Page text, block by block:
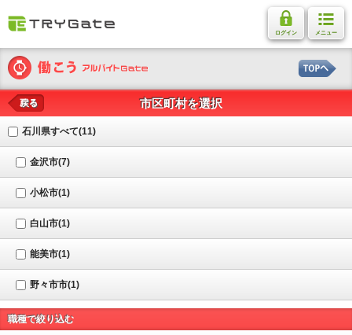
ログイン メニュー
戻る 市区町村を選択
石川県すべて(11)
金沢市(7)
小松市(1)
白山市(1)
能美市(1)
野々市市(1)
職種で絞り込む